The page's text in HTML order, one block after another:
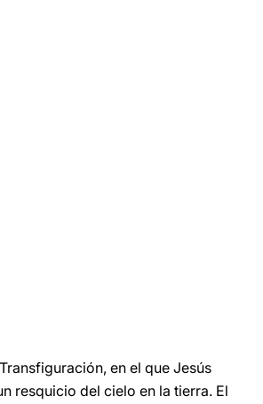
en el que Jesús
resquicio del cielo en la tierra. El